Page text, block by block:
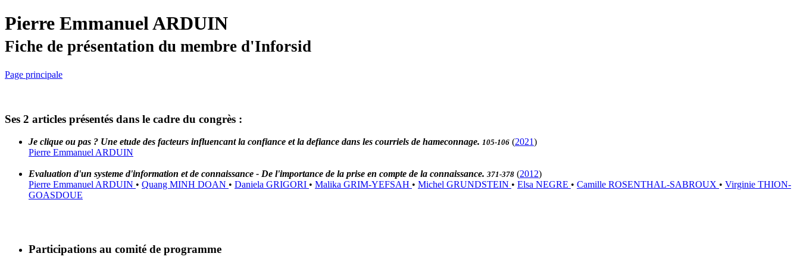
Pierre Emmanuel ARDUIN
Fiche de présentation du membre d'Inforsid
Page principale
Ses 2 articles présentés dans le cadre du congrès :
Je clique ou pas ? Une etude des facteurs influencant la confiance et la defiance dans les courriels de hameconnage. 105-106 (2021)
Pierre Emmanuel ARDUIN
Evaluation d'un systeme d'information et de connaissance - De l'importance de la prise en compte de la connaissance. 371-378 (2012)
Pierre Emmanuel ARDUIN • Quang MINH DOAN • Daniela GRIGORI • Malika GRIM-YEFSAH • Michel GRUNDSTEIN • Elsa NEGRE • Camille ROSENTHAL-SABROUX • Virginie THION-
GOASDOUE
Participations au comité de programme